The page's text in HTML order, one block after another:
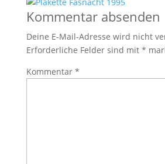
Kommentar absenden
Deine E-Mail-Adresse wird nicht
Erforderliche Felder sind mit *
Kommentar *